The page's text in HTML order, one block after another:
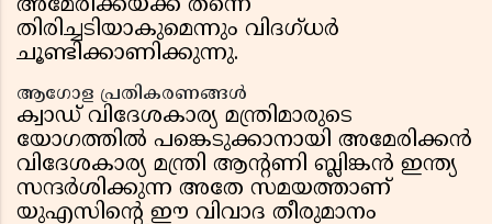
അമേരിക്കയ്ക്ക് തന്നെ
തിരിച്ചടിയാകുമെന്നും വിദഗ്ധർ
ചൂണ്ടിക്കാണിക്കുന്നു.
ആഗോള പ്രതികരണങ്ങൾ
ക്വാഡ് വിദേശകാര്യ മന്ത്രിമാരുടെ
യോഗത്തിൽ പങ്കെടുക്കാനായി അമേരിക്കൻ
വിദേശകാര്യ മന്ത്രി ആന്റണി ബ്ലിങ്കൻ ഇന്ത്യ
സന്ദർശിക്കുന്ന അതേ സമയത്താണ്
യുഎസിന്റെ ഈ വിവാദ തീരുമാനം